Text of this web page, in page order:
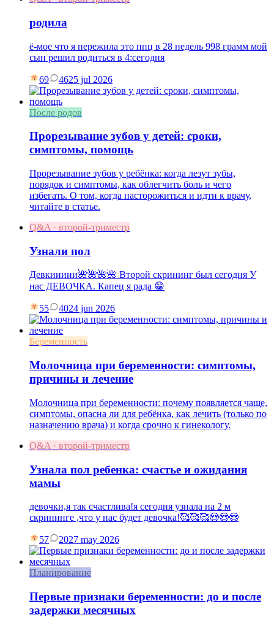
родила
ё-мое что я пережила это ппц в 28 недель 998 грамм мой
сын решил родиться в 4:сегодня
69 4625 jul 2026
После родов
Прорезывание зубов у детей: сроки,
симптомы, помощь
Прорезывание зубов у ребёнка: когда лезут зубы,
порядок и симптомы, как облегчить боль и чего
избегать. О том, когда насторожиться и идти к врачу,
читайте в статье.
Q&A · второй-триместр
Узнали пол
Девкиииии🌺🌺🌺🌺 Второй скрининг был сегодня У
нас ДЕВОЧКА. Капец я рада 😁
55 4024 jun 2026
Беременность
Молочница при беременности: симптомы,
причины и лечение
Молочница при беременности: почему появляется чаще,
симптомы, опасна ли для ребёнка, как лечить (только по
назначению врача) и когда срочно к гинекологу.
Q&A · второй-триместр
Узнала пол ребенка: счастье и ожидания
мамы
девочки,я так счастлива!я сегодня узнала на 2 м
скрининге ,что у нас будет девочка!🥰🥰🥰😍😍😍
57 2027 may 2026
Планирование
Первые признаки беременности: до и после
задержки месячных